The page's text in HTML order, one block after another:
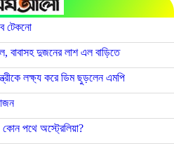
টেকনো
বাবাসহ দুজনের লাশ এল বাড়িতে
লক্ষ্য করে ডিম ছুড়লেন এমপি
পথে অস্ট্রেলিয়া?